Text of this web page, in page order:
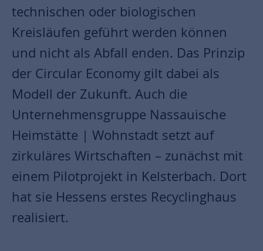
technischen oder biologischen
Kreisläufen geführt werden können
und nicht als Abfall enden. Das Prinzip
der Circular Economy gilt dabei als
Modell der Zukunft. Auch die
Unternehmensgruppe Nassauische
Heimstätte | Wohnstadt setzt auf
zirkuläres Wirtschaften – zunächst mit
einem Pilotprojekt in Kelsterbach. Dort
hat sie Hessens erstes Recyclinghaus
realisiert.